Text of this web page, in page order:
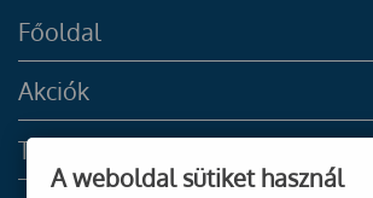
Főoldal
Akciók
Termékek
A weboldal sütiket használ